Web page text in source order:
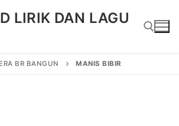
LIRIK DAN LAGU
BR BANGUN MANIS BIBIR